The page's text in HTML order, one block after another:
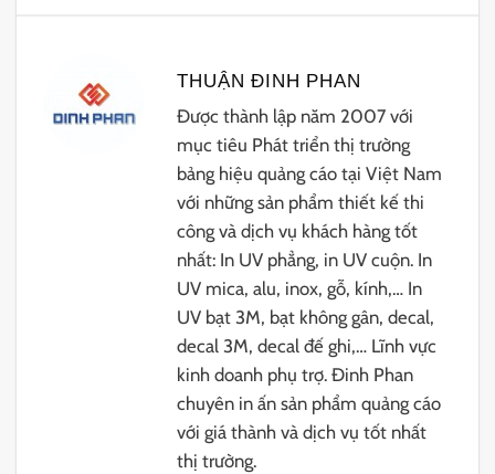
THUẬN ĐINH PHAN
Được thành lập năm 2007 với
mục tiêu Phát triển thị trường
bảng hiệu quảng cáo tại Việt Nam
với những sản phẩm thiết kế thi
công và dịch vụ khách hàng tốt
nhất: In UV phẳng, in UV cuộn. In
UV mica, alu, inox, gỗ, kính,… In
UV bạt 3M, bạt không gân, decal,
decal 3M, decal đế ghi,… Lĩnh vực
kinh doanh phụ trợ. Đinh Phan
chuyên in ấn sản phẩm quảng cáo
với giá thành và dịch vụ tốt nhất
thị trường.